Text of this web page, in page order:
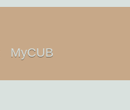
MyCUB